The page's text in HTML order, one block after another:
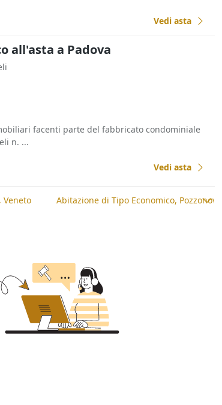
Vedi asta
all'asta a Padova
facenti parte del fabbricato condominiale
n. ...
Vedi asta
Veneto Abitazione di Tipo Economico, Pozzonovo